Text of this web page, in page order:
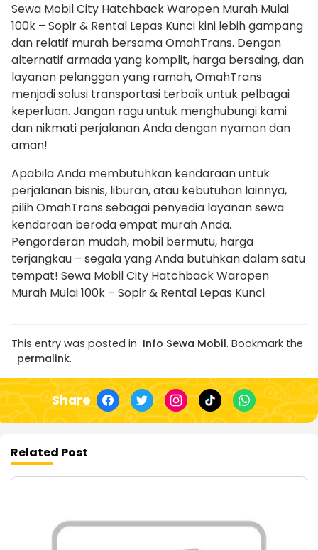
Sewa Mobil City Hatchback Waropen Murah Mulai
100k – Sopir & Rental Lepas Kunci kini lebih gampang
dan relatif murah bersama OmahTrans. Dengan
alternatif armada yang komplit, harga bersaing, dan
layanan pelanggan yang ramah, OmahTrans
menjadi solusi transportasi terbaik untuk pelbagai
keperluan. Jangan ragu untuk menghubungi kami
dan nikmati perjalanan Anda dengan nyaman dan
aman!
Apabila Anda membutuhkan kendaraan untuk
perjalanan bisnis, liburan, atau kebutuhan lainnya,
pilih OmahTrans sebagai penyedia layanan sewa
kendaraan beroda empat murah Anda.
Pengorderan mudah, mobil bermutu, harga
terjangkau – segala yang Anda butuhkan dalam satu
tempat! Sewa Mobil City Hatchback Waropen
Murah Mulai 100k – Sopir & Rental Lepas Kunci
This entry was posted in Info Sewa Mobil. Bookmark the
permalink.
Share
Related Post